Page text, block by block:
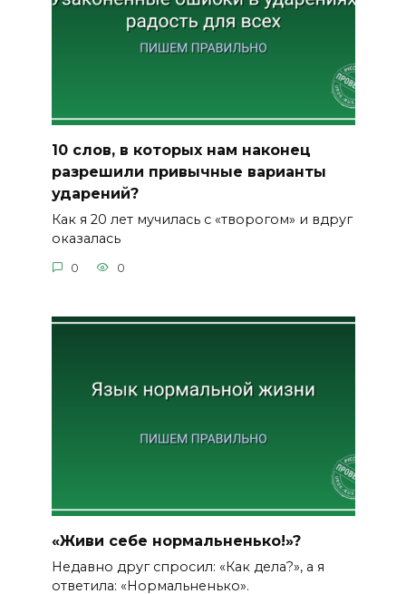
10 слов, в которых нам наконец
разрешили привычные варианты
ударений?
Как я 20 лет мучилась с «творогом» и вдруг
оказалась
0 0
«Живи себе нормальненько!»?
Недавно друг спросил: «Как дела?», а я
ответила: «Нормальненько».